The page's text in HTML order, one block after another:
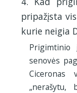
pripažįsta
kurie neigia
Prigimtinio
senovės
Ciceronas